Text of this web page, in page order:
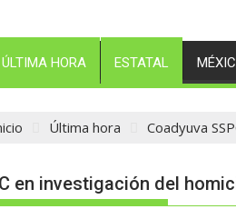
ÚLTIMA HORA ESTATAL
Última hora Coadyuva
en investigación del